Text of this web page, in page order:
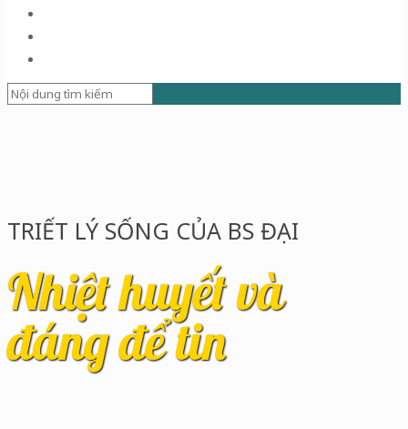
TRIẾT LÝ SỐNG CỦA BS ĐẠI
Nhiệt huyết và
đáng để tin